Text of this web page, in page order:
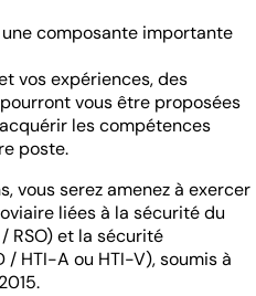
composante importante
vos expériences, des
vous être proposées
les compétences
poste.
vous serez amenez à exercer
liées à la sécurité du
RSO) et la sécurité
HTI-A ou HTI-V), soumis à